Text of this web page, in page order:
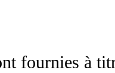
fournies à